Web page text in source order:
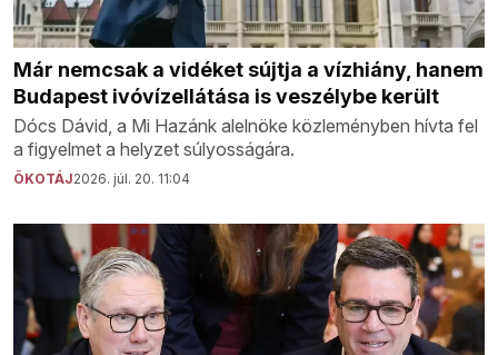
Már nemcsak a vidéket sújtja a vízhiány, hanem
Budapest ivóvízellátása is veszélybe került
Dócs Dávid, a Mi Hazánk alelnöke közleményben hívta fel
a figyelmet a helyzet súlyosságára.
ÖKOTÁJ2026. júl. 20. 11:04